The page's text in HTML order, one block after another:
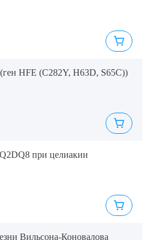
HFE (C282Y, H63D, S65C))
при целиакии
Вильсона-Коновалова